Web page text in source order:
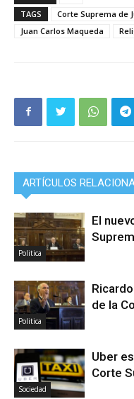
TAGS
Corte Suprema de
Juan Carlos Maqueda
ARTÍCULOS
Politica
El
Politica
de la
Sociedad
Uber
Corte